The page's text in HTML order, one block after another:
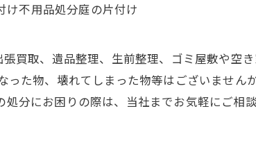
不用品処分庭の片付け
買取、遺品整理、生前整理、ゴミ屋敷や空
た物、壊れてしまった物等はございません
分にお困りの際は、当社までお気軽にご相談